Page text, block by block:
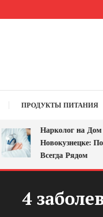
ПРОДУКТЫ ПИТАНИЯ
Нарколог на Дом в
Новокузнецке:
Всегда Рядом
4